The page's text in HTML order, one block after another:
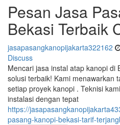
Pesan Jasa
Bekasi Terbaik
jasapasangkanopijakarta322162
Discuss
Mencari jasa instal atap kanopi di
solusi terbaik! Kami menawarkan
setiap proyek kanopi . Teknisi
instalasi dengan tepat
https://
pasang-kanopi-bekasi-tarif-